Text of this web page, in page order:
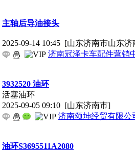
主轴后导油接头
2025-09-14 10:45 [山东济南市山东
济南冠泽卡车配件营销
3932520 油环
活塞油环
2025-09-05 09:10 [山东济南市]
济南颂坤经贸有限公
油环S3695511A2080